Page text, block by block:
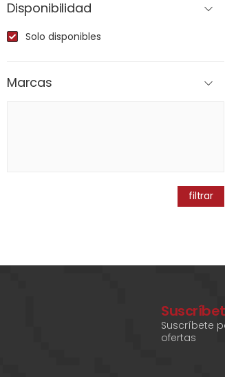
Disponibilidad
Solo disponibles
Marcas
filtrar
Suscríbete
ofertas